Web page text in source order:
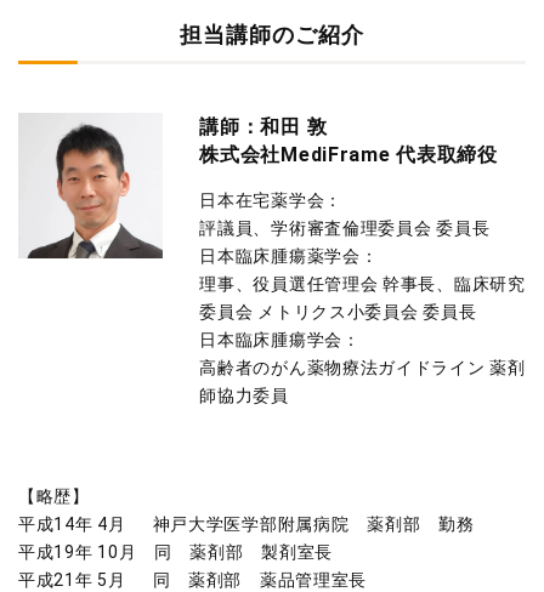
担当講師のご紹介
講師：和田 敦
株式会社MediFrame 代表取締役
日本在宅薬学会：
評議員、学術審査倫理委員会 委員長
日本臨床腫瘍薬学会：
理事、役員選任管理会 幹事長、臨床研究
委員会 メトリクス小委員会 委員長
日本臨床腫瘍学会：
高齢者のがん薬物療法ガイドライン 薬剤
師協力委員
【略歴】
平成14年 4月 神戸大学医学部附属病院 薬剤部 勤務
平成19年 10月 同 薬剤部 製剤室長
平成21年 5月 同 薬剤部 薬品管理室長